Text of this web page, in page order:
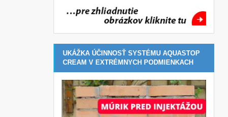
UKÁŽKA ÚČINNOSŤ SYSTÉMU AQUASTOP
CREAM V EXTRÉMNYCH PODMIENKACH